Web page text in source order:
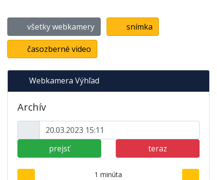
všetky webkamery snímka
časozberné video
Webkamera Výhľad
Archív
prejsť teraz
1 minúta